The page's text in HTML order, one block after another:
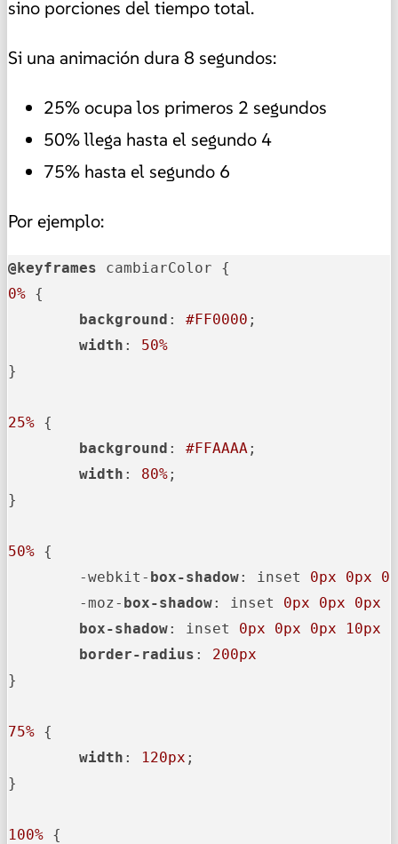
sino porciones del tiempo total.
Si una animación dura 8 segundos:
25% ocupa los primeros 2 segundos
50% llega hasta el segundo 4
75% hasta el segundo 6
Por ejemplo:
@keyframes
0% {
background : #FF0000 ;
width : 50%
}
25% {
background : #FFAAAA;
width : 80%;
}
50% {
	-webkit-
box-shadow: inset 0px 0px
	-moz-
box-shadow: inset 0px 0px 0px
box-shadow: inset 0px 0px 0px 10px
border-radius : 200px
}
75% {
width : 120px ;
}
100% {